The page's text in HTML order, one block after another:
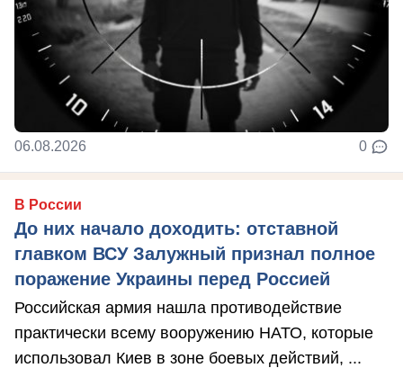
06.08.2026 0
В России
До них начало доходить: отставной
главком ВСУ Залужный признал полное
поражение Украины перед Россией
Российская армия нашла противодействие
практически всему вооружению НАТО, которые
использовал Киев в зоне боевых действий, ...